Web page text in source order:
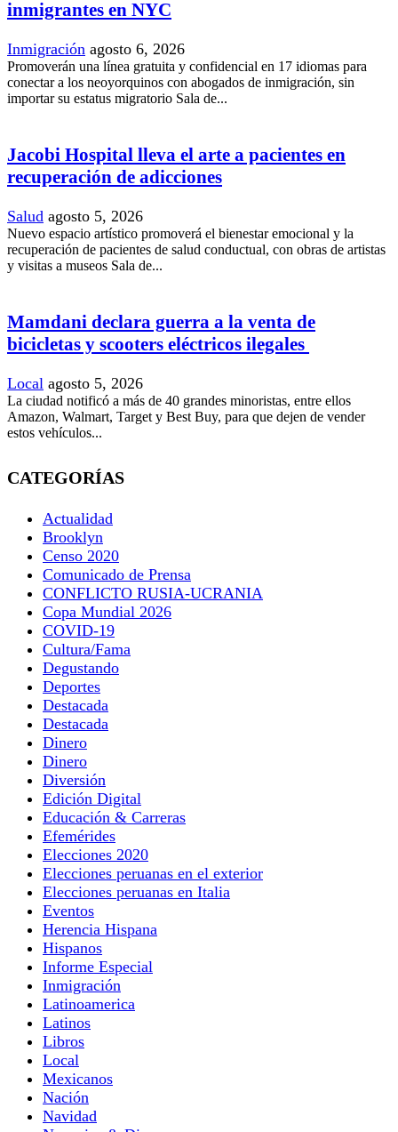
inmigrantes en NYC
Inmigración agosto 6, 2026
Promoverán una línea gratuita y confidencial en 17 idiomas para
conectar a los neoyorquinos con abogados de inmigración, sin
importar su estatus migratorio Sala de...
Jacobi Hospital lleva el arte a pacientes en
recuperación de adicciones
Salud agosto 5, 2026
Nuevo espacio artístico promoverá el bienestar emocional y la
recuperación de pacientes de salud conductual, con obras de artistas
y visitas a museos Sala de...
Mamdani declara guerra a la venta de
bicicletas y scooters eléctricos ilegales
Local agosto 5, 2026
La ciudad notificó a más de 40 grandes minoristas, entre ellos
Amazon, Walmart, Target y Best Buy, para que dejen de vender
estos vehículos...
CATEGORÍAS
Actualidad
Brooklyn
Censo 2020
Comunicado de Prensa
CONFLICTO RUSIA-UCRANIA
Copa Mundial 2026
COVID-19
Cultura/Fama
Degustando
Deportes
Destacada
Destacada
Dinero
Dinero
Diversión
Edición Digital
Educación & Carreras
Efemérides
Elecciones 2020
Elecciones peruanas en el exterior
Elecciones peruanas en Italia
Eventos
Herencia Hispana
Hispanos
Informe Especial
Inmigración
Latinoamerica
Latinos
Libros
Local
Mexicanos
Nación
Navidad